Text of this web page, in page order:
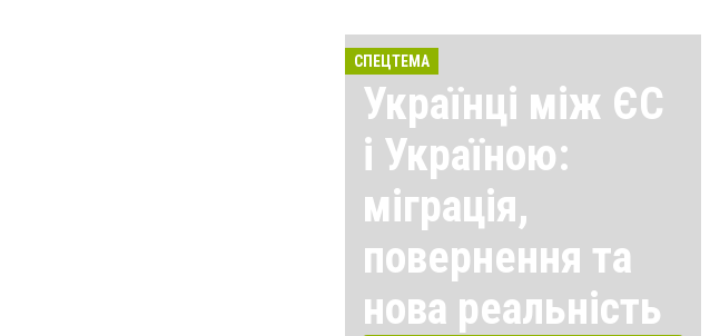
СПЕЦТЕМА
Українці між ЄС
і Україною:
міграція,
повернення та
нова реальність